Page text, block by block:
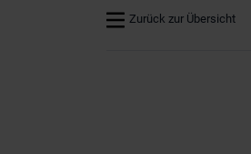
Zurück zur Übersicht